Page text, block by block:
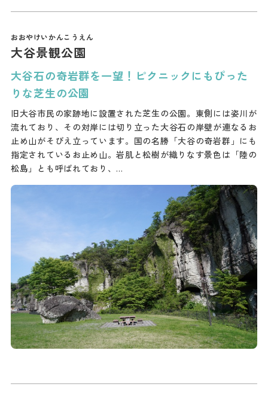
大谷景観公園
大谷石の奇岩群を一望！ピクニックにもぴった
りな芝生の公園
旧大谷市民の家跡地に設置された芝生の公園。東側には姿川が
流れており、その対岸には切り立った大谷石の岸壁が連なるお
止め山がそびえ立っています。国の名勝「大谷の奇岩群」にも
指定されているお止め山。岩肌と松樹が織りなす景色は「陸の
松島」とも呼ばれており、…